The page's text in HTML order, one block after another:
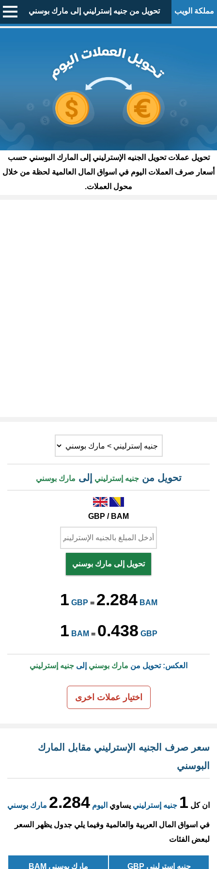
مملكة الويب تحويل من جنيه إسترليني إلى مارك بوسني
تحويل عملات تحويل الجنيه الإسترليني إلى المارك البوسني حسب
أسعار صرف العملات اليوم في اسواق المال العالمية لحظة من خلال
محول العملات.
تحويل منجنيه إسترليني إلى مارك بوسني
GBP / BAM
تحويل إلى مارك بوسني
1 GBP = 2.284 BAM
1 BAM = 0.438 GBP
العكس: تحويل من مارك بوسني إلى جنيه إسترليني
اختيار عملات اخرى
سعر صرف الجنيه الإسترليني مقابل المارك
البوسني
ان كل 1 جنيه إسترليني يساوي اليوم 2.284 مارك بوسني
في اسواق المال العربية والعالمية وفيما يلي جدول يظهر السعر
لبعض الفئات
جنيه إسترليني GBP مارك بوسني BAM